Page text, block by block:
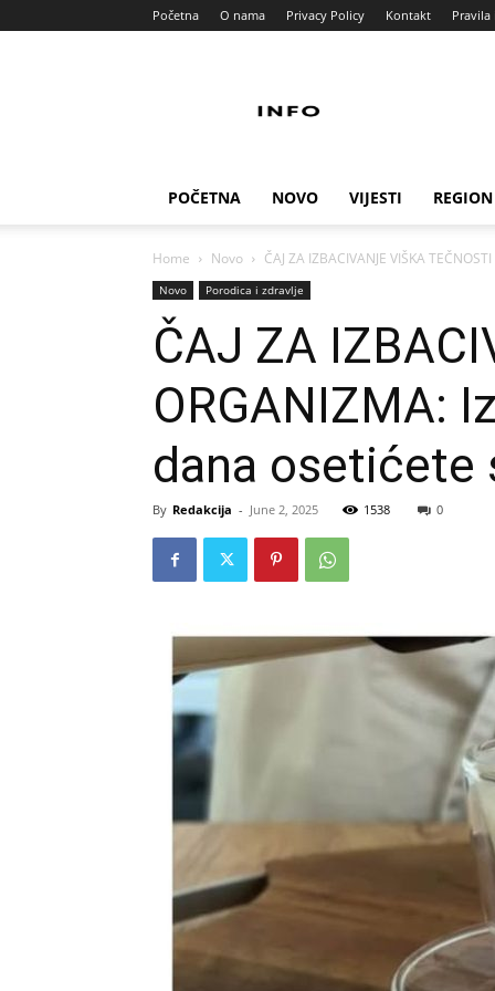
Početna O nama Privacy Policy Kontakt
POČETNA NOVO VIJESTI REGION
Home Novo ČAJ ZA IZBACIVANJE VIŠKA
Novo Porodica i zdravlje
ČAJ ZA
ORGANIZMA:
dana osetićete
By Redakcija - June 2, 2025 1538 0